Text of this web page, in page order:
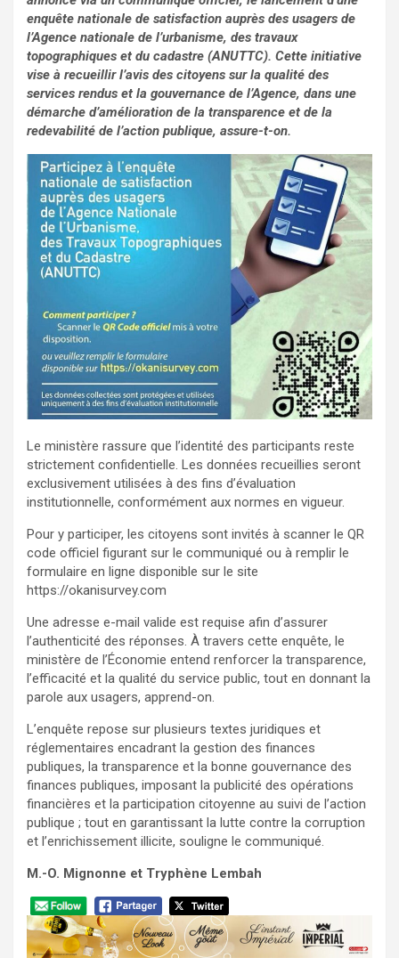
enquête nationale de satisfaction auprès des usagers de
l’Agence nationale de l’urbanisme, des travaux
topographiques et du cadastre (ANUTTC). Cette initiative
vise à recueillir l’avis des citoyens sur la qualité des
services rendus et la gouvernance de l’Agence, dans une
démarche d’amélioration de la transparence et de la
redevabilité de l’action publique, assure-t-on.
Le ministère rassure que l’identité des participants reste
strictement confidentielle. Les données recueillies seront
exclusivement utilisées à des fins d’évaluation
institutionnelle, conformément aux normes en vigueur.
Pour y participer, les citoyens sont invités à scanner le QR
code officiel figurant sur le communiqué ou à remplir le
formulaire en ligne disponible sur le site
https://okanisurvey.com
Une adresse e-mail valide est requise afin d’assurer
l’authenticité des réponses. À travers cette enquête, le
ministère de l’Économie entend renforcer la transparence,
l’efficacité et la qualité du service public, tout en donnant la
parole aux usagers, apprend-on.
L’enquête repose sur plusieurs textes juridiques et
réglementaires encadrant la gestion des finances
publiques, la transparence et la bonne gouvernance des
finances publiques, imposant la publicité des opérations
financières et la participation citoyenne au suivi de l’action
publique ; tout en garantissant la lutte contre la corruption
et l’enrichissement illicite, souligne le communiqué.
M.-O. Mignonne et Tryphène Lembah